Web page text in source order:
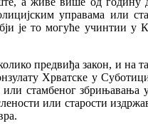
управама или
је то могуће учинтии у
предвиђа закон, и на
Хрватске у
стамбеног збрињавања
или старости